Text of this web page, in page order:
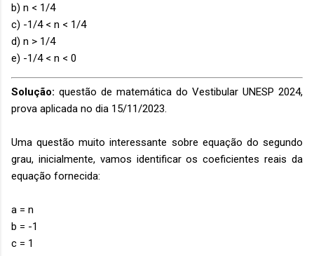
b) n < 1/4
c) -1/4 < n < 1/4
d) n > 1/4
e) -1/4 < n < 0
Solução: questão de matemática do Vestibular UNESP 2024,
prova aplicada no dia 15/11/2023.
Uma questão muito interessante sobre equação do segundo
grau, inicialmente, vamos identificar os coeficientes reais da
equação fornecida:
a = n
b = -1
c = 1